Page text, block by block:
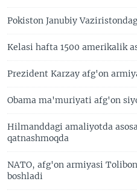
Pokiston Janubiy
Kelasi hafta 1500 amerikalik
Prezident Karzay afg'on
Obama ma'muriyati afg'on
Hilmanddagi amaliyotda
qatnashmoqda
NATO, afg'on armiyasi
boshladi